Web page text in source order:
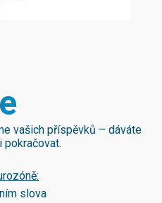
vašich příspěvků – dáváte
pokračovat.
slova